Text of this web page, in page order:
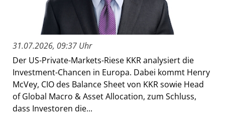
31.07.2026, 09:37 Uhr
Der US-Private-Markets-Riese KKR analysiert die
Investment-Chancen in Europa. Dabei kommt Henry
McVey, CIO des Balance Sheet von KKR sowie Head
of Global Macro & Asset Allocation, zum Schluss,
dass Investoren die...